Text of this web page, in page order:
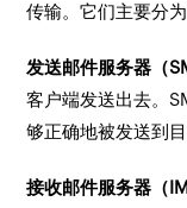
传输。它们主要分为
发送邮件服务器（
客户端发送出去。
够正确地被发送到目
接收邮件服务器（